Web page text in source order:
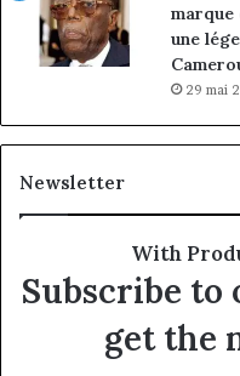
marque
une
29 mai
Newsletter
With
Subscribe
get the